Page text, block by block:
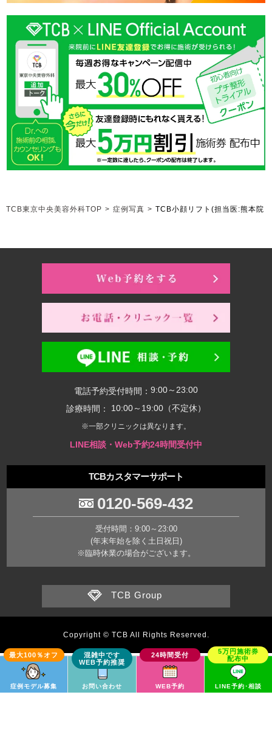
TCB東京中央美容外科TOP > 症例写真 > TCB小顔リフト (担当医:熊本院
電話予約受付時間： 9:00～23:00
診療時間：
10:00～19:00（不定休）
※一部クリニックは異なります。
LINE相談・Web予約24時間受付中
TCBカスタマーサポート
0120-569-432
受付時間：9:00～23:00
(年末年始を除く土日祝日)
※臨時休業の場合がございます。
TCB Group
症例モデル募集 お問い合わせ WEB予約 LINE予約･相談
Copyright © TCB All Rights Reserved.